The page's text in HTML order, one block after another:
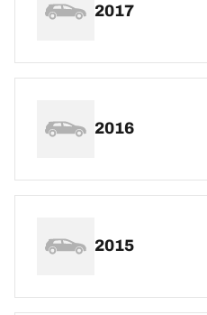
2017
2016
2015